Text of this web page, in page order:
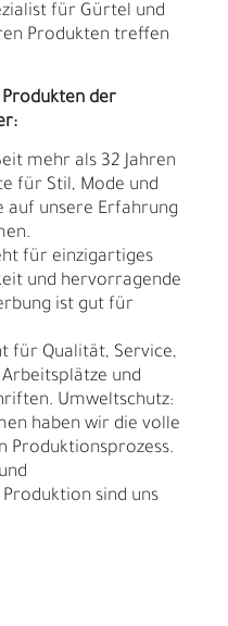
für Gürtel und
Produkten treffen
der
mehr als 32 Jahren
für Stil, Mode und
auf unsere Erfahrung
für einzigartiges
und hervorragende
ist gut für
für Qualität, Service,
und
Umweltschutz:
haben wir die volle
Produktionsprozess.
sind uns